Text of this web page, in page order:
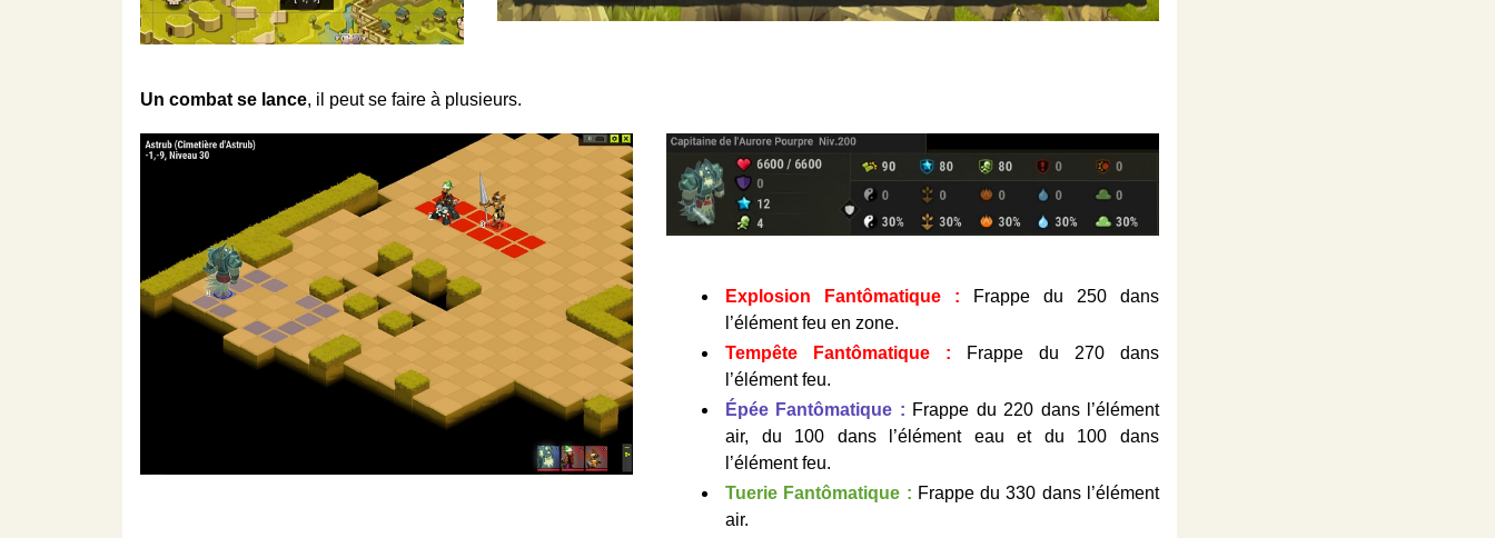
Un combat se lance, il peut se faire à plusieurs.
Explosion Fantômatique : Frappe du 250 dans
l’élément feu en zone.
Tempête Fantômatique :
Frappe du 270 dans
l’élément feu.
Épée Fantômatique : Frappe du 220 dans l’élément
air, du 100 dans l’élément eau et du 100 dans
l’élément feu.
Tuerie Fantômatique : Frappe du 330 dans l’élément
air.